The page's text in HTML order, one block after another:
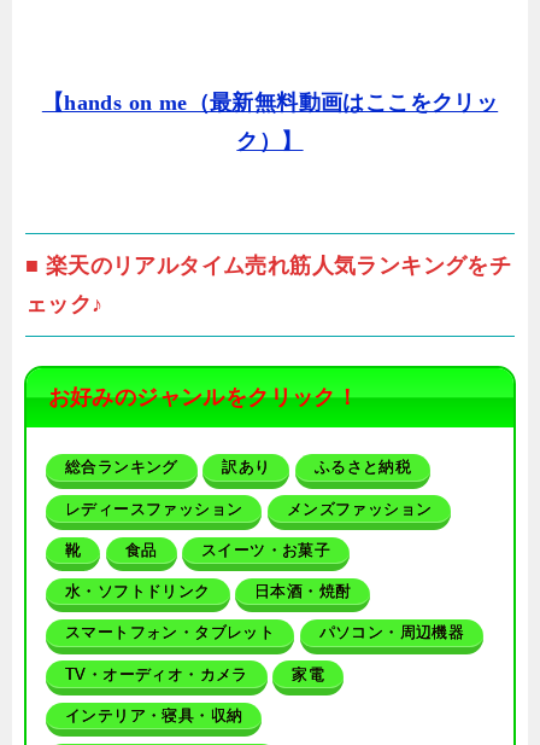
【hands on me（最新無料動画はここをクリッ
ク）】
■ 楽天のリアルタイム売れ筋人気ランキングをチ
ェック♪
お好みのジャンルをクリック！
総合ランキング 訳あり ふるさと納税
レディースファッション メンズファッション
靴 食品 スイーツ・お菓子
水・ソフトドリンク 日本酒・焼酎
スマートフォン・タブレット パソコン・周辺機器
TV・オーディオ・カメラ 家電
インテリア・寝具・収納